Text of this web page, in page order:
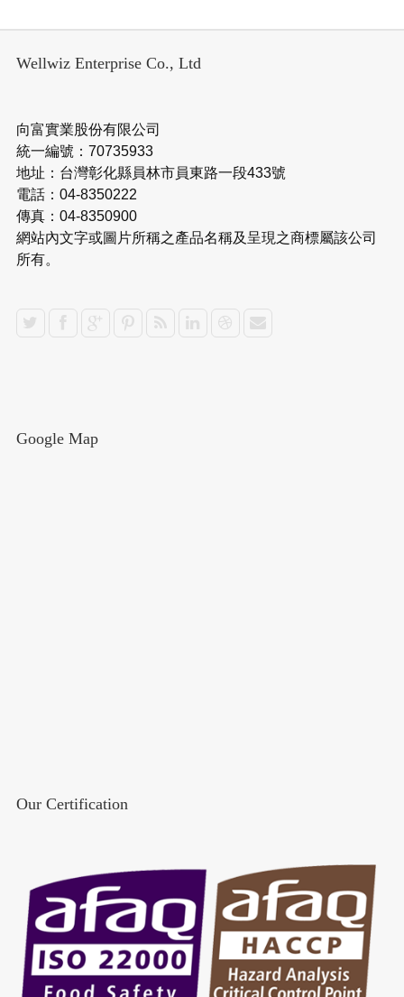
Wellwiz Enterprise Co., Ltd
向富實業股份有限公司
統一編號：70735933
地址：台灣彰化縣員林市員東路一段433號
電話：04-8350222
傳真：04-8350900
網站內文字或圖片所稱之產品名稱及呈現之商標屬該公司
所有。
Google Map
Our Certification